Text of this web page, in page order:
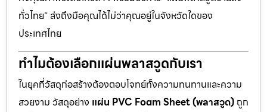
ทั่วไทย” ส่งถึงมือคุณได้ไม่ว่าคุณอยู่ในจังหวัดใดของ
ประเทศไทย
ทำไมต้องเลือกแผ่นพลาสวูดกับเรา
ในยุคที่วัสดุก่อสร้างต้องตอบโจทย์ทั้งความทนทานและความ
สวยงาม วัสดุอย่าง แผ่น PVC Foam Sheet (พลาสวูด) ถูก